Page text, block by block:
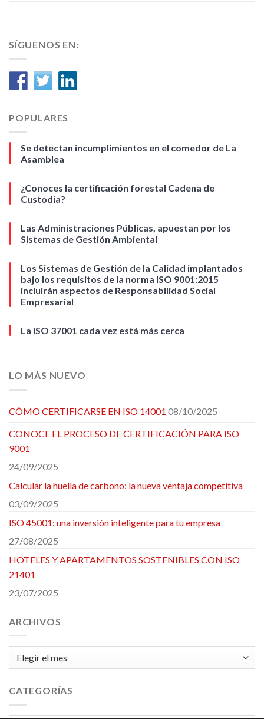
SÍGUENOS EN:
POPULARES
Se detectan incumplimientos en el comedor de La
Asamblea
¿Conoces la certificación forestal Cadena de
Custodia?
Las Administraciones Públicas, apuestan por los
Sistemas de Gestión Ambiental
Los Sistemas de Gestión de la Calidad implantados
bajo los requisitos de la norma ISO 9001:2015
incluirán aspectos de Responsabilidad Social
Empresarial
La ISO 37001 cada vez está más cerca
LO MÁS NUEVO
CÓMO CERTIFICARSE EN ISO 14001 08/10/2025
CONOCE EL PROCESO DE CERTIFICACIÓN PARA ISO
9001
24/09/2025
Calcular la huella de carbono: la nueva ventaja competitiva
03/09/2025
ISO 45001: una inversión inteligente para tu empresa
27/08/2025
HOTELES Y APARTAMENTOS SOSTENIBLES CON ISO
21401
23/07/2025
ARCHIVOS
CATEGORÍAS